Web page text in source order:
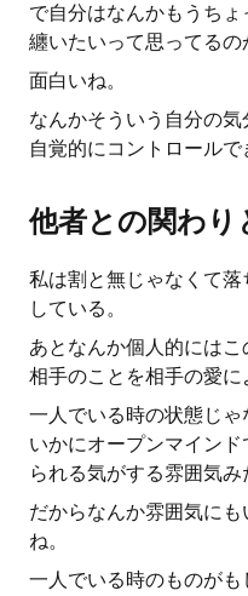
で自分はなんかもうち
纏いたいって思ってるの
面白いね。
なんかそういう自分の
自覚的にコントロールで
他者との関わり
私は割と無じゃなくて
している。
あとなんか個人的には
相手のことを相手の愛に
一人でいる時の状態じ
いかにオープンマイン
られる気がする雰囲気み
だからなんか雰囲気に
ね。
一人でいる時のものが